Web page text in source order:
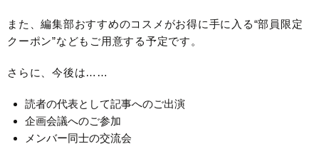
また、編集部おすすめのコスメがお得に手に入る“部員限定
クーポン”などもご用意する予定です。
さらに、今後は……
読者の代表として記事へのご出演
企画会議へのご参加
メンバー同士の交流会